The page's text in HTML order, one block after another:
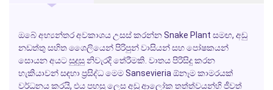
ඔබේ අභ්‍යන්තර අවකාශය උසස් කරන්නSnake Plant සමඟ, අඩු
නඩත්තු සහිත ශෛලියෙන් පිරිපුන් වාසියන් සහ පෝෂකයන්
සොයන අයට සුදුසු නිවැරදි තේරීමකි. වාතය පිරිසිදු කරන
හැකියාවන් සඳහා ප්‍රසිද්ධ මෙමSansevieria ඕනෑම කාමරයක්
වර්ධනය කරයි, එය පහසු ලෙස අඩු ආලෝක තත්ත්වයන්හි ජීවත්